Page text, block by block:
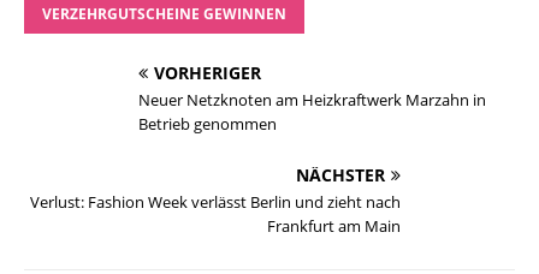
VERZEHRGUTSCHEINE GEWINNEN
VORHERIGER
Neuer Netzknoten am Heizkraftwerk Marzahn in
Betrieb genommen
NÄCHSTER
Verlust: Fashion Week verlässt Berlin und zieht nach
Frankfurt am Main